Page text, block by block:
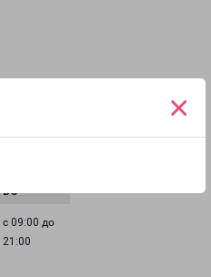
×
с 09:00 до
21:00